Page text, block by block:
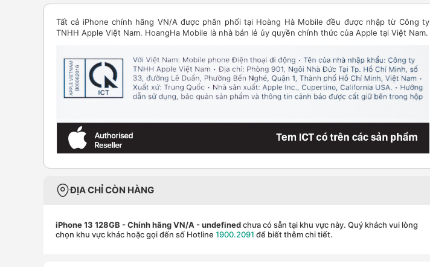
Tất cả iPhone chính hãng VN/A được phân phối tại Hoàng Hà Mobile đều được nhập từ Công ty
TNHH Apple Việt Nam. HoangHa Mobile là nhà bán lẻ ủy quyền chính thức của Apple tại Việt Nam.
ĐỊA CHỈ CÒN HÀNG
iPhone 13 128GB - Chính hãng VN/A - undefinedchưa có sẵn tại khu vực này. Quý khách vui lòng
chọn khu vực khác hoặc gọi đến số Hotline 1900.2091 để biết thêm chi tiết.